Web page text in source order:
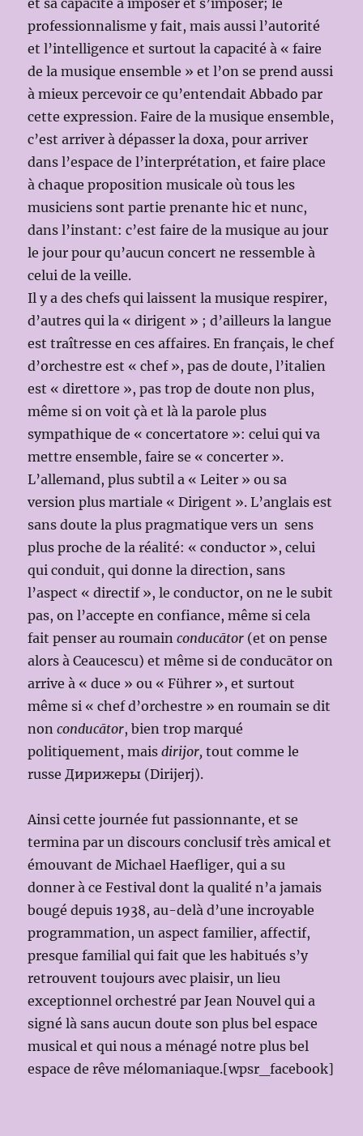
professionnalisme y fait, mais aussi l’autorité
et l’intelligence et surtout la capacité à « faire
de la musique ensemble » et l’on se prend aussi
à mieux percevoir ce qu’entendait Abbado par
cette expression. Faire de la musique ensemble,
c’est arriver à dépasser la doxa, pour arriver
dans l’espace de l’interprétation, et faire place
à chaque proposition musicale où tous les
musiciens sont partie prenante hic et nunc,
dans l’instant: c’est faire de la musique au jour
le jour pour qu’aucun concert ne ressemble à
celui de la veille.
Il y a des chefs qui laissent la musique respirer,
d’autres qui la « dirigent » ; d’ailleurs la langue
est traîtresse en ces affaires. En français, le chef
d’orchestre est « chef », pas de doute, l’italien
est « direttore », pas trop de doute non plus,
même si on voit çà et là la parole plus
sympathique de « concertatore »: celui qui va
mettre ensemble, faire se « concerter ».
L’allemand, plus subtil a « Leiter » ou sa
version plus martiale « Dirigent ». L’anglais est
sans doute la plus pragmatique vers un sens
plus proche de la réalité: « conductor », celui
qui conduit, qui donne la direction, sans
l’aspect « directif », le conductor, on ne le subit
pas, on l’accepte en confiance, même si cela
fait penser au roumainconducātor (et on pense
alors à Ceaucescu) et même si de conducātor on
arrive à « duce » ou « Führer », et surtout
même si « chef d’orchestre » en roumain se dit
nonconducātor, bien trop marqué
politiquement, mais dirijor,tout comme le
russe Дирижеры (Dirijerj).
Ainsi cette journée fut passionnante, et se
termina par un discours conclusif très amical et
émouvant de Michael Haefliger, qui a su
donner à ce Festival dont la qualité n’a jamais
bougé depuis 1938, au-delà d’une incroyable
programmation, un aspect familier, affectif,
presque familial qui fait que les habitués s’y
retrouvent toujours avec plaisir, un lieu
exceptionnel orchestré par Jean Nouvel qui a
signé là sans aucun doute son plus bel espace
musical et qui nous a ménagé notre plus bel
espace de rêve mélomaniaque.[wpsr_facebook]